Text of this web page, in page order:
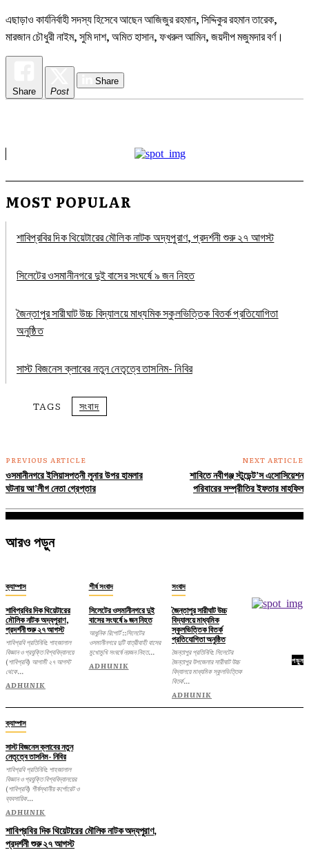
এছাড়াও কার্যনির্বাহী সদস্য হিসেবে আছেন আজিজুর রহমান, সিদ্দিকুর রহমান তারেক,
মারজান চৌধুরী নাইম, সুমি দাশ, অমিত হাসান, ফখরুল আমিন, জয়দীপ মজুমদার বর্ণ।
Share Post
Share
MOST POPULAR
শাবিপ্রবির দিক থিয়েটারের মৌলিক নাটক অদ্যপুরাণ, প্রদর্শনী শুরু ২৭ আগস্ট
সিলেটের ওসমানীনগরে দুই বাসের সংঘর্ষে ৯ জন নিহত
জৈন্তাপুর সারীঘাট উচ্চ বিদ্যালয়ে মাধ্যমিক স্কুলভিত্তিক বিতর্ক প্রতিযোগিতা
অনুষ্ঠিত
সাস্ট বিজনেস ক্লাবের নতুন নেতৃত্বে তাসনিম- নিবির
TAGS সংবাদ
PREVIOUS ARTICLE
ওসমানীনগরে ইলিয়াসপত্নী লুনার উপর হামলার
ঘটনায় আ’লীগ নেতা গ্রেপ্তার
NEXT ARTICLE
শাবিতে নবীগঞ্জ স্টুডেন্ট’স এসোসিয়েশন
পরিবারের সম্প্রীতির ইফতার মাহফিল
আরও পড়ুন
ক্যাম্পাস
শাবিপ্রবির দিক থিয়েটারের
মৌলিক নাটক অদ্যপুরাণ,
প্রদর্শনী শুরু ২৭ আগস্ট
শাবিপ্রবি প্রতিনিধি: শাহজালাল
বিজ্ঞান ও প্রযুক্তি বিশ্ববিদ্যালয়ে
(শাবিপ্রবি) আগামী ২৭ আগস্ট
থেকে...
ADHUNIK
শীর্ষ সংবাদ
সিলেটের ওসমানীনগরে দুই
বাসের সংঘর্ষে ৯ জন নিহত
আধুনিক রিপোর্ট ::সিলেটের
ওসমানীনগরে দুটি যাত্রীবাহী বাসের
মুখোমুখি সংঘর্ষে নয়জন নিহত...
ADHUNIK
সংবাদ
জৈন্তাপুর সারীঘাট উচ্চ
বিদ্যালয়ে মাধ্যমিক
স্কুলভিত্তিক বিতর্ক
প্রতিযোগিতা অনুষ্ঠিত
জৈন্তাপুর প্রতিনিধি: সিলেটের
জৈন্তাপুর উপজেলার সারীঘাট উচ্চ
বিদ্যালয়ে মাধ্যমিক স্কুলভিত্তিক
বিতর্ক...
ADHUNIK
ক্যাম্পাস
সাস্ট বিজনেস ক্লাবের নতুন
নেতৃত্বে তাসনিম- নিবির
শাবিপ্রবি প্রতিনিধি: শাহজালাল
বিজ্ঞান ও প্রযুক্তি বিশ্ববিদ্যালয়ের
(শাবিপ্রবি) শীর্ষস্থানীয় কর্পোরেট ও
ব্যবসায়িক...
ADHUNIK
পড়ুন
শাবিপ্রবির দিক থিয়েটারের মৌলিক নাটক অদ্যপুরাণ,
প্রদর্শনী শুরু ২৭ আগস্ট